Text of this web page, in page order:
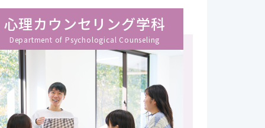
心理カウンセリング学科
Department of Psychological Counseling